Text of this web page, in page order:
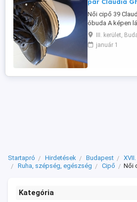
pár Claudia
Női cipő 39
óbuda A képen
Claudia Ghizzani
női platform
használt
A felsőrész
III. kerület,
január 1
Startapró Hirdetések Budapest
Ruha, szépség, egészség
Cipő Női
Kategória